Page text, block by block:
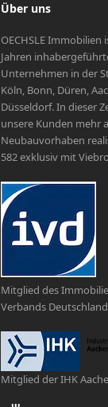
Über uns
OECHSLE Immobilien
Jahren
Unternehmen in der
Köln, Bonn, Düren,
Düsseldorf. In dieser
unsere Kunden mehr
Neubauvorhaben
582 exklusiv mit
Mitglied des
Verbands Deutschland
Mitglied der IHK